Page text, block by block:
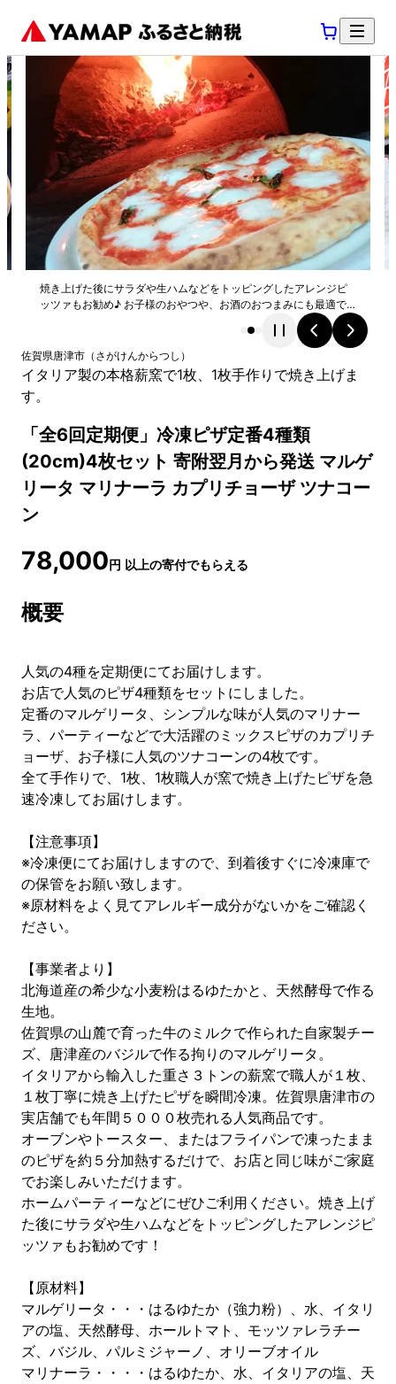
焼き上げた後にサラダや生ハムなどをトッピングしたアレンジピ
ッツァもお勧め♪ お子様のおやつや、お酒のおつまみにも最適で
佐賀県唐津市 （ さがけんからつし ）
イタリア製の本格薪窯で1枚、1枚手作りで焼き上げま
す。
「全6回定期便」冷凍ピザ定番4種類
(20cm)4枚セット 寄附翌月から発送 マルゲ
リータ マリナーラ カプリチョーザ ツナコー
ン
78,000円 以上の寄付でもらえる
概要
人気の4種を定期便にてお届けします。
お店で人気のピザ4種類をセットにしました。
定番のマルゲリータ、シンプルな味が人気のマリナー
ラ、パーティーなどで大活躍のミックスピザのカプリチ
ョーザ、お子様に人気のツナコーンの4枚です。
全て手作りで、1枚、1枚職人が窯で焼き上げたピザを急
速冷凍してお届けします。
【注意事項】
※冷凍便にてお届けしますので、到着後すぐに冷凍庫で
の保管をお願い致します。
※原材料をよく見てアレルギー成分がないかをご確認く
ださい。
【事業者より】
北海道産の希少な小麦粉はるゆたかと、天然酵母で作る
生地。
佐賀県の山麓で育った牛のミルクで作られた自家製チー
ズ、唐津産のバジルで作る拘りのマルゲリータ。
イタリアから輸入した重さ３トンの薪窯で職人が１枚、
１枚丁寧に焼き上げたピザを瞬間冷凍。佐賀県唐津市の
実店舗でも年間５０００枚売れる人気商品です。
オーブンやトースター、またはフライパンで凍ったまま
のピザを約５分加熱するだけで、お店と同じ味がご家庭
でお楽しみいただけます。
ホームパーティーなどにぜひご利用ください。焼き上げ
た後にサラダや生ハムなどをトッピングしたアレンジピ
ッツァもお勧めです！
【原材料】
マルゲリータ・・・はるゆたか（強力粉）、水、イタリ
アの塩、天然酵母、ホールトマト、モッツァレラチー
ズ、バジル、パルミジャーノ、オリーブオイル
マリナーラ・・・・はるゆたか、水、イタリアの塩、天